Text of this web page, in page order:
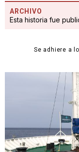
ARCHIVO
Esta historia fue
Se adhiere a